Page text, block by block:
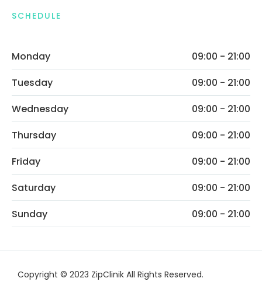
SCHEDULE
Monday
09:00 - 21:00
Tuesday
09:00 - 21:00
Wednesday
09:00 - 21:00
Thursday
09:00 - 21:00
Friday
09:00 - 21:00
Saturday
09:00 - 21:00
Sunday
09:00 - 21:00
Copyright © 2023 ZipClinik All Rights Reserved.